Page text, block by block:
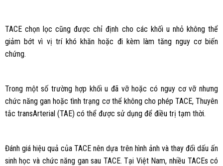
TACE chọn lọc cũng được chỉ định cho các khối u nhỏ không thể
giảm bớt vì vị trí khó khăn hoặc đi kèm làm tăng nguy cơ biến
chứng.
Trong một số trường hợp khối u đã vỡ hoặc có nguy cơ vỡ nhưng
chức năng gan hoặc tình trạng cơ thể không cho phép TACE, Thuyên
tắc transArterial (TAE) có thể được sử dụng để điều trị tạm thời.
Đánh giá hiệu quả của TACE nên dựa trên hình ảnh và thay đổi dấu ấn
sinh học và chức năng gan sau TACE. Tại Việt Nam, nhiều TACEs có